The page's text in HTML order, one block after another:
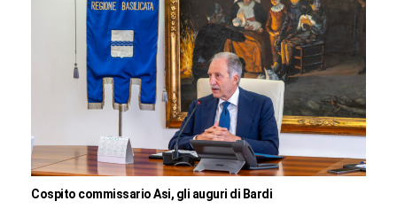
Cospito commissario Asi, gli auguri di Bardi